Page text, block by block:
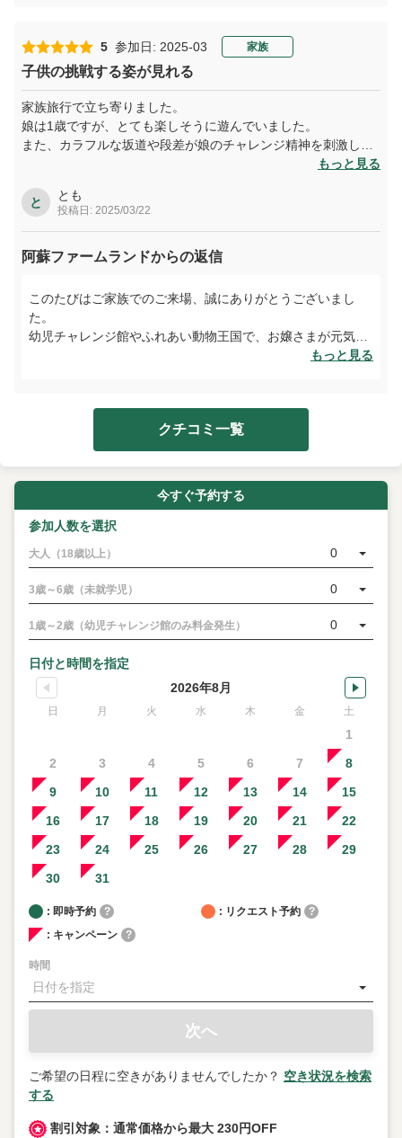
ぜひまた季節を変えてお越しいただき、阿蘇の大自然の中で
新しい体験をお楽しみくださいませ。ご友人様へのご紹介も
心より感謝申し上げます。
5 参加日: 2025-03 家族
子供の挑戦する姿が見れる
家族旅行で立ち寄りました。
娘は1歳ですが、とても楽しそうに遊んでいました。
また、カラフルな坂道や段差が娘のチャレンジ精神を刺激した
のか、普段見れないような動きを見ることができました。もっと見る
と とも
投稿日: 2025/03/22
阿蘇ファームランドからの返信
このたびはご家族でのご来場、誠にありがとうございまし
た。
幼児チャレンジ館やふれあい動物王国で、お嬢さまが元気い
っぱいに挑戦される姿をご覧いただけたとのこと、大変嬉し
らもお子さまの笑顔と成長を応援できる施設づくりに努めて
まいりますので、ぜひまたご家族皆さまでお越しくださいま
もっと見る
クチコミ一覧
今すぐ予約する
参加人数を選択
大人（18歳以上） 0
3歳～6歳（未就学児） 0
1歳～2歳（幼児チャレンジ館のみ料金発生） 0
日付と時間を指定
2026年8月
日 月 火 水 木 金 土
1
2
3 4 5 6 7
8
9
10 11 12 13 14
15
16
17 18 19 20 21
22
23
24 25 26 27 28
29
30
31
: 即時予約 ? : リクエスト予約
?
: キャンペーン
?
時間
次へ
ご希望の日程に空きがありませんでしたか？ 空き状況を検索
する
割引対象：通常価格から最大 230円OFF